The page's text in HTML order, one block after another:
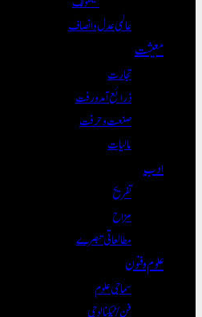
عالمی عدل و انصاف
معیشت
تجارت
ذرائع آمدورفت
صنعت و حرفت
مالیات
ادب
تفریح
مزاح
مطالعاتی تبصرے
علوم و فنون
سماجی علوم
فن/ٹیکنالوجی